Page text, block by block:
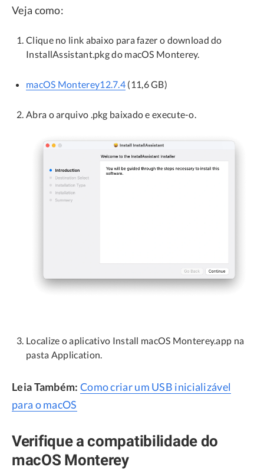
Veja como:
Clique no link abaixo para fazer o download do
InstallAssistant.pkg do macOS Monterey.
macOS Monterey12.7.4 (11,6 GB)
Abra o arquivo .pkg baixado e execute-o.
Localize o aplicativo Install macOS Monterey.app na
pasta Application.
Leia Também: Como criar um USB inicializável
para o macOS
Verifique a compatibilidade do
macOS Monterey